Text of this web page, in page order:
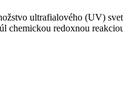
ultrafialového (UV)
chemickou redoxnou